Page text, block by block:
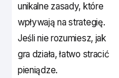
unikalne zasady, które
wpływają na strategię.
Jeśli nie rozumiesz, jak
gra działa, łatwo stracić
pieniądze.